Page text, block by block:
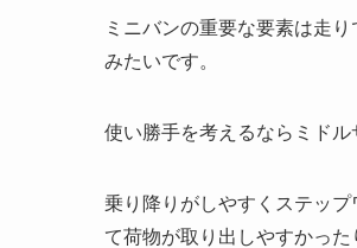
ミニバンの重要な要素は走
みたいです。
使い勝手を考えるならミドル
乗り降りがしやすくステッ
て荷物が取り出しやすかった